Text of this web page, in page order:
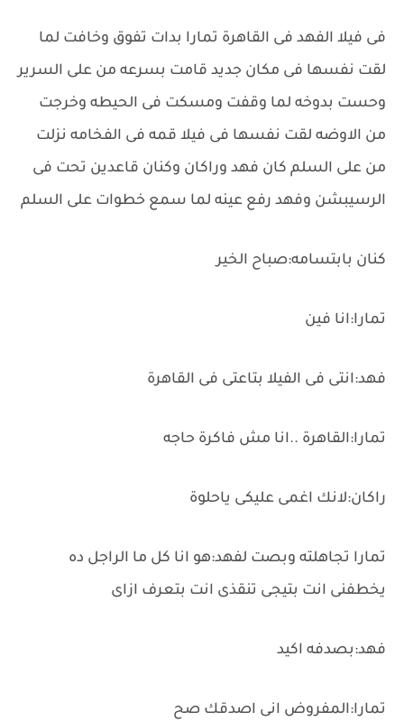
فى فيلا الفهد فى القاهرة تمارا بدات تفوق وخافت لما
لقت نفسها فى مكان جديد قامت بسرعه من على السرير
وحست بدوخه لما وقفت ومسكت فى الحيطه وخرجت
من الاوضه لقت نفسها فى فيلا قمه فى الفخامه نزلت
من على السلم كان فهد وراكان وكنان قاعدين تحت فى
الرسيبشن وفهد رفع عينه لما سمع خطوات على السلم
كنان بابتسامه:صباح الخير
تمارا:انا فين
فهد:انتى فى الفيلا بتاعتى فى القاهرة
تمارا:القاهرة ..انا مش فاكرة حاجه
راكان:لانك اغمى عليكى ياحلوة
تمارا تجاهلته وبصت لفهد:هو انا كل ما الراجل ده
يخطفنى انت بتيجى تنقذى انت بتعرف ازاى
فهد:بصدفه اكيد
تمارا:المفروض انى اصدقك صح